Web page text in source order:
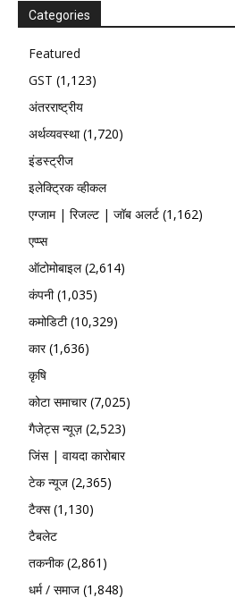
Categories
Featured
GST (1,123)
अंतरराष्ट्रीय
अर्थव्यवस्था(1,720)
इंडस्ट्रीज
इलेक्ट्रिक व्हीकल
एग्जाम | रिजल्ट | जॉब अलर्ट (1,162)
एप्प्स
ऑटोमोबाइल(2,614)
कंपनी(1,035)
कमोडिटी(10,329)
कार(1,636)
कृषि
कोटा समाचार(7,025)
गैजेट्स न्यूज़ (2,523)
जिंस | वायदा कारोबार
टेक न्यूज (2,365)
टैक्स(1,130)
टैबलेट
तकनीक(2,861)
धर्म / समाज (1,848)